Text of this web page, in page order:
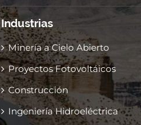
Industrias
Minería a Cielo Abierto
Proyectos Fotovoltáicos
Construcción
Ingeniería Hidroeléctrica